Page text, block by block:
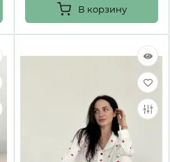
В корзину